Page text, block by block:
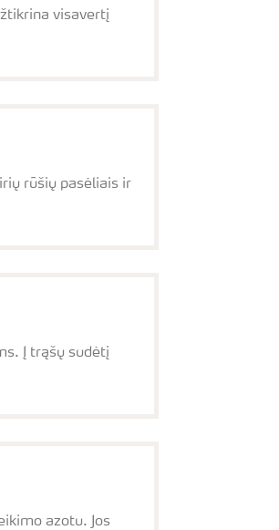
visavertį
rūšių pasėliais ir
Į trąšų sudėtį
azotu. Jos